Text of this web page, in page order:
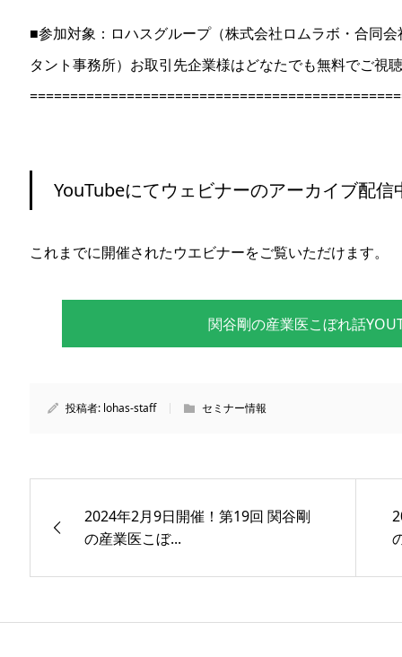
■参加対象：ロハスグループ（株式会社ロムラボ・合同
タント事務所）お取引先企業様はどなたでも無料でご視
YouTubeにてウェビナーのアーカイブ配信
これまでに開催されたウエビナーをご覧いただけます。
関谷剛の産業医こぼれ話
投稿者: lohas-staff セミナー情報
2024年2月9日開催！第19回 関谷剛
の産業医こぼ...